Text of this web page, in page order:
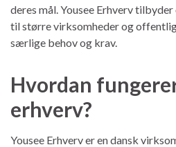
deres mål. Yousee Erhverv
til større virksomheder og
særlige behov og krav.
Hvordan
erhverv?
Yousee Erhverv er en dansk